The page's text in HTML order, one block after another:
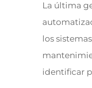
La última
los
identificar